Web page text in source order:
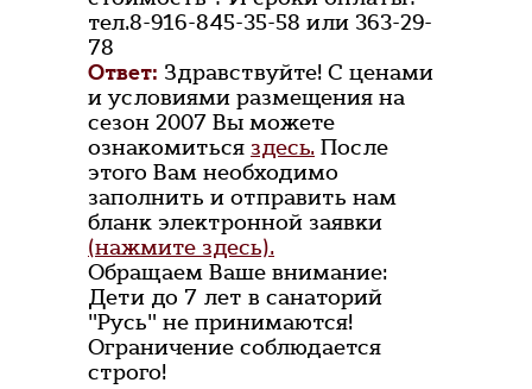
тел.8-916-845-35-58 или 363-29-
78
Ответ: Здравствуйте! С ценами
и условиями размещения на
сезон 2007 Вы можете
ознакомиться здесь. После
этого Вам необходимо
заполнить и отправить нам
бланк электронной заявки
(нажмите здесь).
Обращаем Ваше внимание:
Дети до 7 лет в санаторий
"Русь" не принимаются!
Ограничение соблюдается
строго!